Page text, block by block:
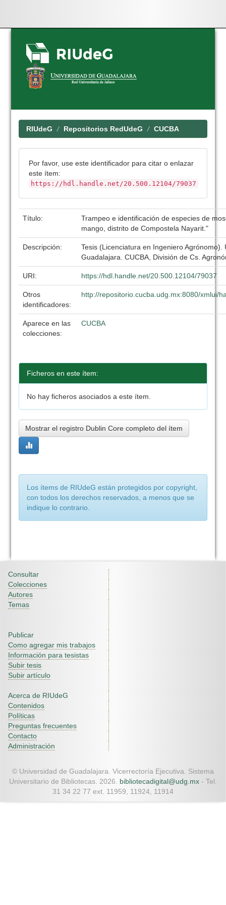
Skip
navigation
RIUdeG Repositorios RedUdeG CUCBA
Por favor, use este identificador para citar o enlazar
este ítem:
https://hdl.handle.net/20.500.12104/79037
Título:
Trampeo e identificación de especies de
mango, distrito de Compostela Nayarit."
Descripción:
Tesis (Licenciatura en Ingeniero Agrónomo).
Guadalajara. CUCBA, División de Cs.
URI: https://hdl.handle.net/20.500.12104/79037
Otros
identificadores:
http://repositorio.cucba.udg.mx:8080/xmlui/
Aparece en las
colecciones:
CUCBA
Ficheros en este ítem:
No hay ficheros asociados a este ítem.
Mostrar el registro Dublin Core completo del ítem
Los ítems de RIUdeG están protegidos por copyright,
con todos los derechos reservados, a menos que se
indique lo contrario.
Consultar
Colecciones
Autores
Temas
Publicar
Como agregar mis trabajos
Información para tesistas
Subir tesis
Subir artículo
Acerca de RIUdeG
Contenidos
Políticas
Preguntas frecuentes
Contacto
Administración
© Universidad de Guadalajara. Vicerrectoría Ejecutiva. Sistema
Universitario de Bibliotecas. 2026. bibliotecadigital@udg.mx - Tel.
31 34 22 77 ext. 11959, 11924, 11914